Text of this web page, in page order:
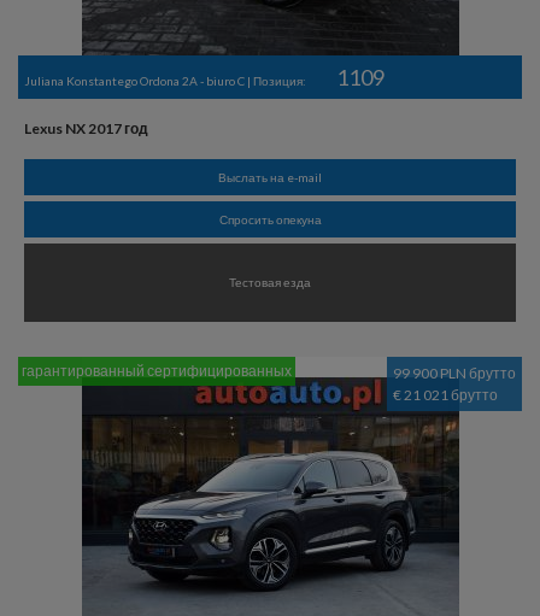
Juliana Konstantego Ordona 2A - biuro C | Позиция: 1109
Lexus NX 2017 год
Выслать на e-mail
Спросить опекуна
Тестовая езда
99 900 PLN брутто
€ 21 021 брутто
гарантированный сертифицированных